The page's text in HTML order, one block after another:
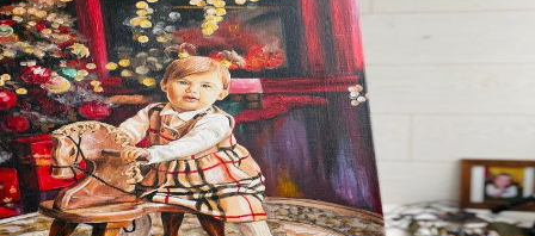
Ваш город:
Ваш регион доставки
Выберите из списка: